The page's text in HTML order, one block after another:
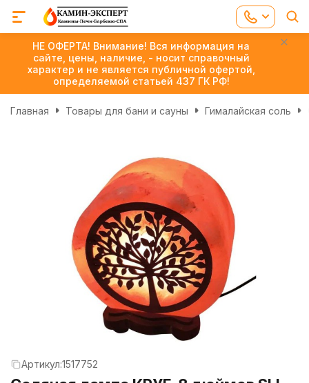
НЕ ОФЕРТА! Внимание! Вся информация на
сайте, цены, наличие, - носит справочный
характер и не является публичной офертой,
определяемой статьей 437 ГК РФ!
Главная Товары для бани и сауны Гималайская соль
Артикул:1517752